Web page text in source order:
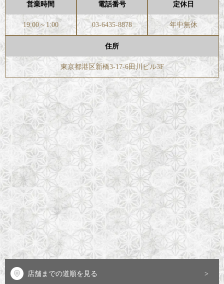
営業時間
19:00～1:00
電話番号
03-6435-8878
定休日
年中無休
住所
東京都港区新橋3-17-6田川ビル3F
店舗までの道順を見る